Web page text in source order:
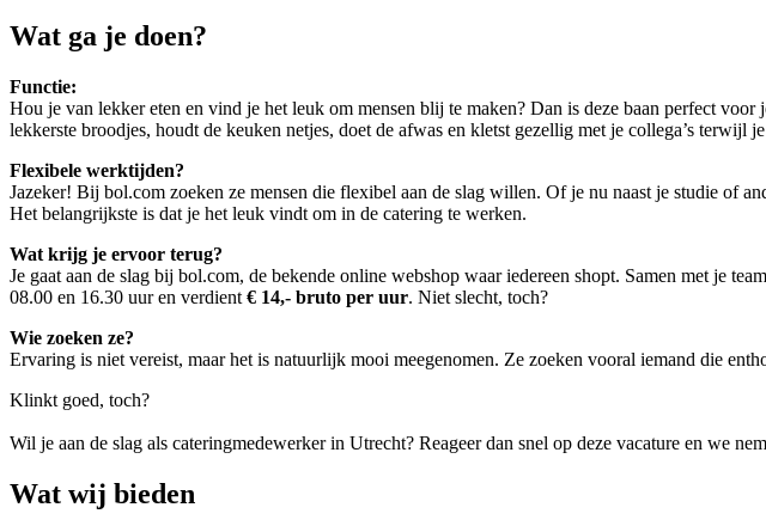
Wat ga je doen?
Functie:
Hou je van lekker eten en vind je het leuk om mensen blij te maken? Dan is deze baan perfect
lekkerste broodjes, houdt de keuken netjes, doet de afwas en kletst gezellig met je collega’s
Flexibele werktijden?
Jazeker! Bij bol.com zoeken ze mensen die flexibel aan de slag willen. Of je nu naast je studie of
Het belangrijkste is dat je het leuk vindt om in de catering te werken.
Wat krijg je ervoor terug?
Je gaat aan de slag bij bol.com, de bekende online webshop waar iedereen shopt. Samen met je
08.00 en 16.30 uur en verdient € 14,- bruto per uur. Niet slecht, toch?
Wie zoeken ze?
Ervaring is niet vereist, maar het is natuurlijk mooi meegenomen. Ze zoeken vooral iemand die
Klinkt goed, toch?
Wil je aan de slag als cateringmedewerker in Utrecht? Reageer dan snel op deze vacature en we
Wat wij bieden